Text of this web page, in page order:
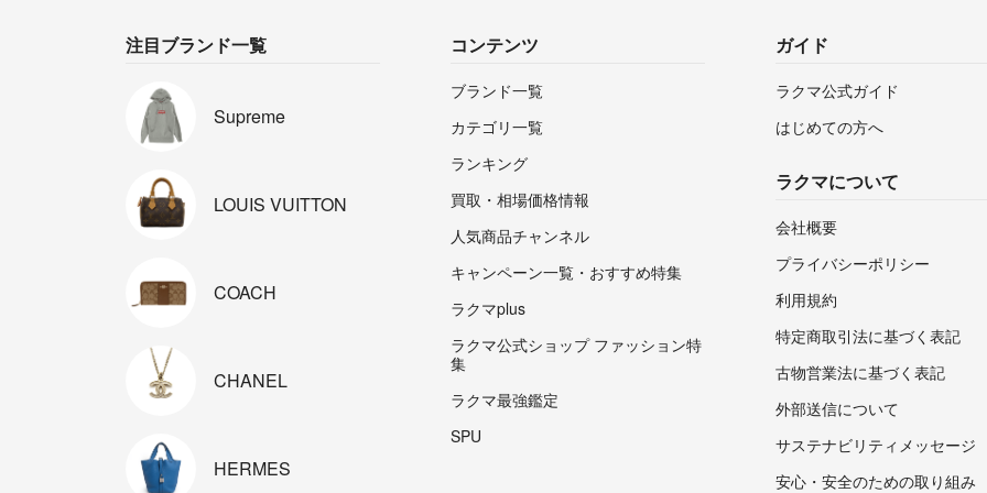
注目ブランド一覧
Supreme
LOUIS VUITTON
COACH
CHANEL
HERMES
コンテンツ
ブランド一覧
カテゴリ一覧
ランキング
買取・相場価格情報
人気商品チャンネル
キャンペーン一覧・おすすめ特集
ラクマplus
ラクマ公式ショップ ファッション特
集
ラクマ最強鑑定
SPU
ガイド
ラクマ公式ガイド
はじめての方へ
ラクマについて
会社概要
プライバシーポリシー
利用規約
特定商取引法に基づく表記
古物営業法に基づく表記
外部送信について
サステナビリティメッセージ
安心・安全のための取り組み